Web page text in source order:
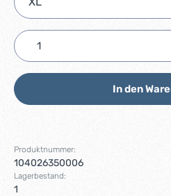
Produkt Anzahl: Gib den
In den
Produktnummer:
104026350006
Lagerbestand:
1